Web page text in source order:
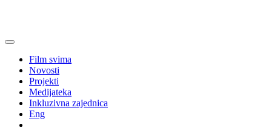
Film svima
Novosti
Projekti
Medijateka
Inkluzivna zajednica
Eng